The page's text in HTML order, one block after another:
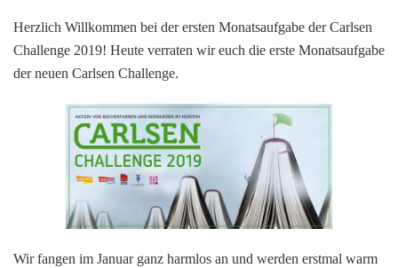
Challenge
Januar
2019.
Herzlich Willkommen bei der ersten Monatsaufgabe der Carlsen
Challenge 2019! Heute verraten wir euch die erste Monatsaufgabe
der neuen Carlsen Challenge.
Wir fangen im Januar ganz harmlos an und werden erstmal warm